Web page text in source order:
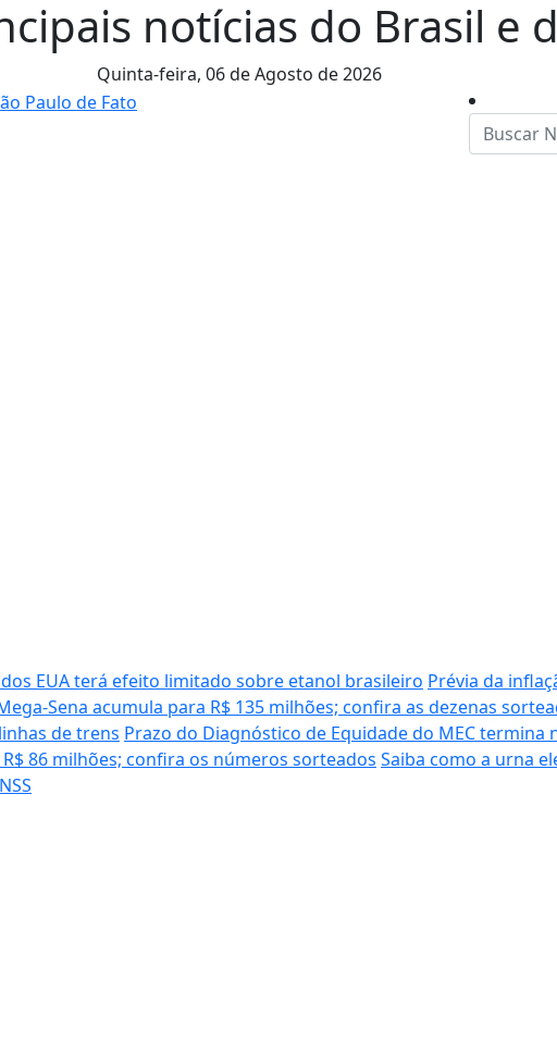
notícias do Brasil e
Quinta-feira, 06 de Agosto de 2026
EUA terá efeito limitado sobre etanol brasileiro Prévia da
Sena acumula para R$ 135 milhões; confira as dezenas
de trens Prazo do Diagnóstico de Equidade do MEC termina
86 milhões; confira os números sorteados Saiba como a urna